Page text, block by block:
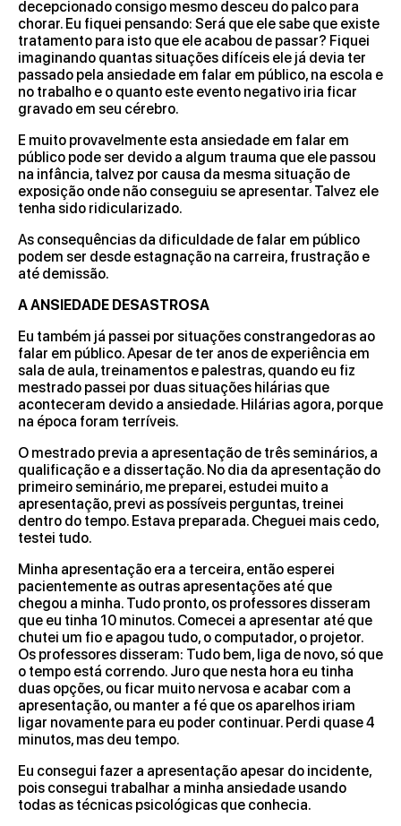
decepcionado consigo mesmo desceu do palco para
chorar. Eu fiquei pensando: Será que ele sabe que existe
tratamento para isto que ele acabou de passar? Fiquei
imaginando quantas situações difíceis ele já devia ter
passado pela ansiedade em falar em público, na escola e
no trabalho e o quanto este evento negativo iria ficar
gravado em seu cérebro.
E muito provavelmente esta ansiedade em falar em
público pode ser devido a algum trauma que ele passou
na infância, talvez por causa da mesma situação de
exposição onde não conseguiu se apresentar. Talvez ele
tenha sido ridicularizado.
As consequências da dificuldade de falar em público
podem ser desde estagnação na carreira, frustração e
até demissão.
A ANSIEDADE DESASTROSA
Eu também já passei por situações constrangedoras ao
falar em público. Apesar de ter anos de experiência em
sala de aula, treinamentos e palestras, quando eu fiz
mestrado passei por duas situações hilárias que
aconteceram devido a ansiedade. Hilárias agora, porque
na época foram terríveis.
O mestrado previa a apresentação de três seminários, a
qualificação e a dissertação. No dia da apresentação do
primeiro seminário, me preparei, estudei muito a
apresentação, previ as possíveis perguntas, treinei
dentro do tempo. Estava preparada. Cheguei mais cedo,
testei tudo.
Minha apresentação era a terceira, então esperei
pacientemente as outras apresentações até que
chegou a minha. Tudo pronto, os professores disseram
que eu tinha 10 minutos. Comecei a apresentar até que
chutei um fio e apagou tudo, o computador, o projetor.
Os professores disseram: Tudo bem, liga de novo, só que
o tempo está correndo. Juro que nesta hora eu tinha
duas opções, ou ficar muito nervosa e acabar com a
apresentação, ou manter a fé que os aparelhos iriam
ligar novamente para eu poder continuar. Perdi quase 4
minutos, mas deu tempo.
Eu consegui fazer a apresentação apesar do incidente,
pois consegui trabalhar a minha ansiedade usando
todas as técnicas psicológicas que conhecia.